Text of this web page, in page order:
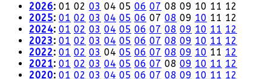
2026: 01 02 03 04 05 06 07 08 09 10 11 12
2025: 01 02 03 04 05 06 07 08 09 10 11 12
2024: 01 02 03 04 05 06 07 08 09 10 11 12
2023: 01 02 03 04 05 06 07 08 09 10 11 12
2022: 01 02 03 04 05 06 07 08 09 10 11 12
2021: 01 02 03 04 05 06 07 08 09 10 11 12
2020: 01 02 03 04 05 06 07 08 09 10 11 12